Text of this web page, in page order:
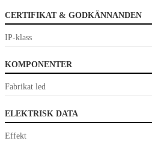
CERTIFIKAT & GODKÄNNANDEN
IP-klass
KOMPONENTER
Fabrikat led
ELEKTRISK DATA
Effekt